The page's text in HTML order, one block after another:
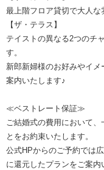
最上階フロア貸切で大人
【ザ・テラス】
テイストの異なる2つのチ
す。
新郎新婦様のお好みやイ
案内いたします♪
≪ベストレート保証≫
ご結婚式の費用において
とをお約束いたします。
公式HPからのご予約では
に還元したプランをご案内